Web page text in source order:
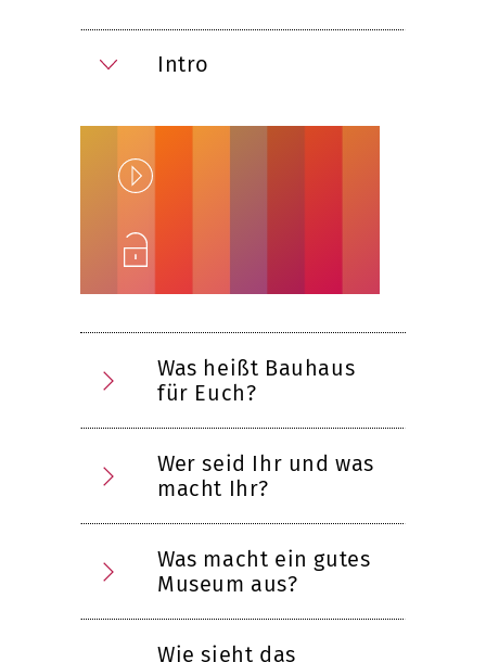
Intro
Play
Unlock
Was heißt Bauhaus
für Euch?
Wer seid Ihr und was
macht Ihr?
Was macht ein gutes
Museum aus?
Wie sieht das